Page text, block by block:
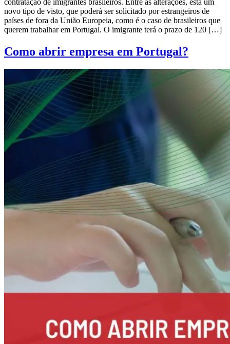
novo tipo de visto, que poderá ser solicitado por estrangeiros de
países de fora da União Europeia, como é o caso de brasileiros que
querem trabalhar em Portugal. O imigrante terá o prazo de 120 […]
Como abrir empresa em Portugal?